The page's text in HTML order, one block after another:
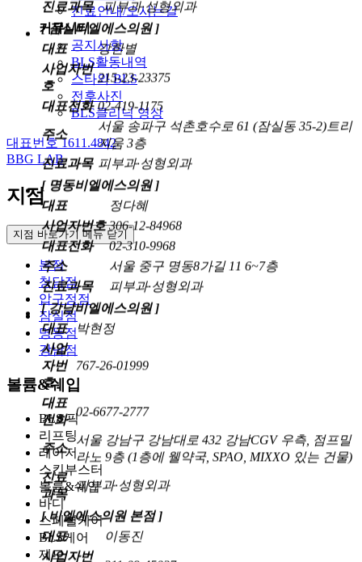
진료안내/오시는길
커뮤니티
공지사항
BLS활동내역
스타와 BLS
전후사진
BLS클리닉 영상
대표번호 1611.4842
BBG LAB
지점
지점 바로가기 메뉴 닫기
본점
청담점
압구정점
잠실점
명동점
강남점
볼륨&쉐입
BLS 픽
리프팅
레이저
스킨부스터
볼륨&쉐입
바디
스페셜케어
BLS케어
제모
[ 잠실비엘에스의원 ]
대표
강한별
사업자번
호
215-23-23375
대표전화 02-419-1175
주소
서울 송파구 석촌호수로 61 (잠실동 35-2)트리
지움 3층
진료과목 피부과·성형외과
[ 명동비엘에스의원 ]
대표
정다혜
사업자번호
306-12-84968
대표전화
02-310-9968
주소
서울 중구 명동8가길 11 6~7층
진료과목
피부과·성형외과
[ 강남비엘에스의원 ]
대표
박현정
사업
자번
호
대표
전화
02-6677-2777
주소
서울 강남구 강남대로 432 강남CGV 우측, 점프밀
라노 9층 (1층에 웰약국, SPAO, MIXXO 있는 건물)
진료
과목
피부과·성형외과
[ 비엘에스의원 본점 ]
대표
이동진
사업자번
호
211-09-45027